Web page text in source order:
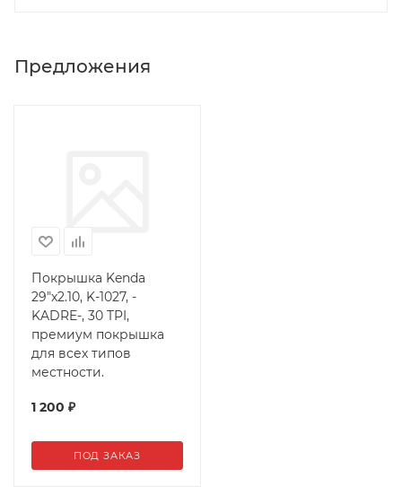
Предложения
Покрышка Kenda
29"x2.10, K-1027, -
KADRE-, 30 TPI,
премиум покрышка
для всех типов
местности.
1 200 ₽
ПОД ЗАКАЗ